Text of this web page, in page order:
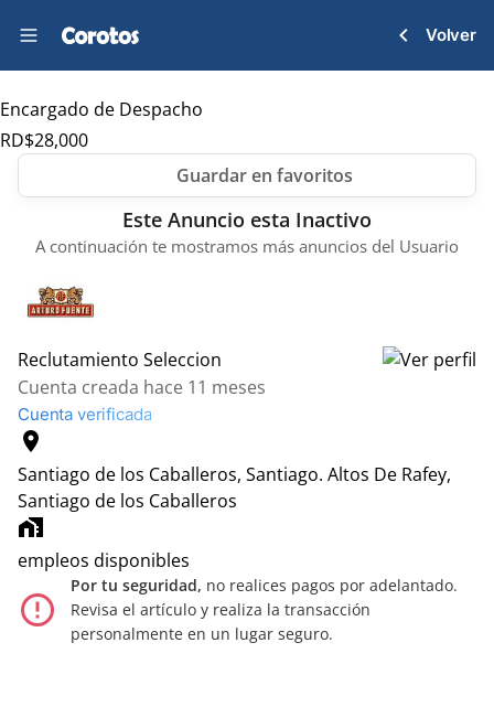
Volver
Encargado de Despacho
RD$28,000
Este Anuncio esta Inactivo
A continuación te mostramos más anuncios del Usuario
Reclutamiento Seleccion
Cuenta creada hace 11 meses
Cuenta verificada
location_on
Santiago de los Caballeros, Santiago. Altos De Rafey,
Santiago de los Caballeros
home_work
empleos disponibles
error_outline
Por tu seguridad, no realices pagos por adelantado.
Revisa el artículo y realiza la transacción
personalmente en un lugar seguro.